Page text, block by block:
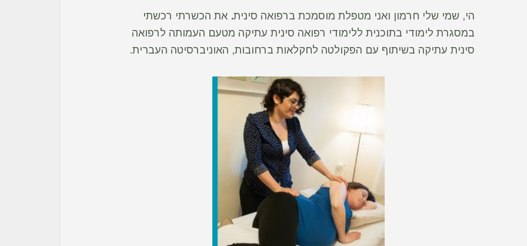
הי, שמי שלי חרמון ואני מטפלת מוסמכת ברפואה סינית. את הכשרתי רכשתי
במסגרת לימודי בתוכנית ללימודי רפואה סינית עתיקה מטעם העמותה לרפואה
סינית עתיקה בשיתוף עם הפקולטה לחקלאות ברחובות, האוניברסיטה העברית.